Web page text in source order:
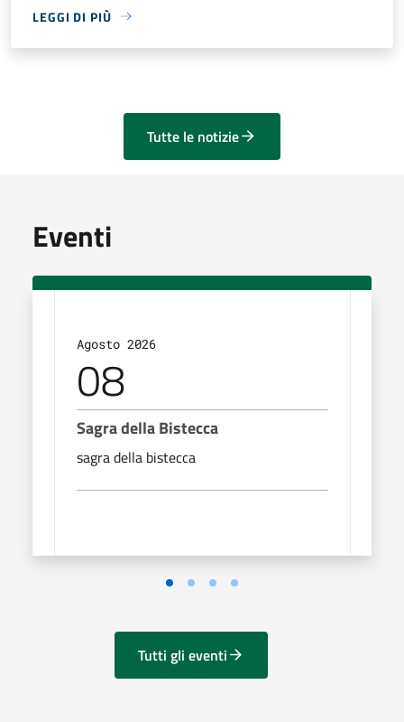
LEGGI DI PIÙ
Tutte le notizie
Eventi
Agosto 2026
08
Sagra della Bistecca
sagra della bistecca
Vai alla slide 1
Vai alla slide 2
Vai alla slide 3
Vai alla slide 4
Tutti gli eventi